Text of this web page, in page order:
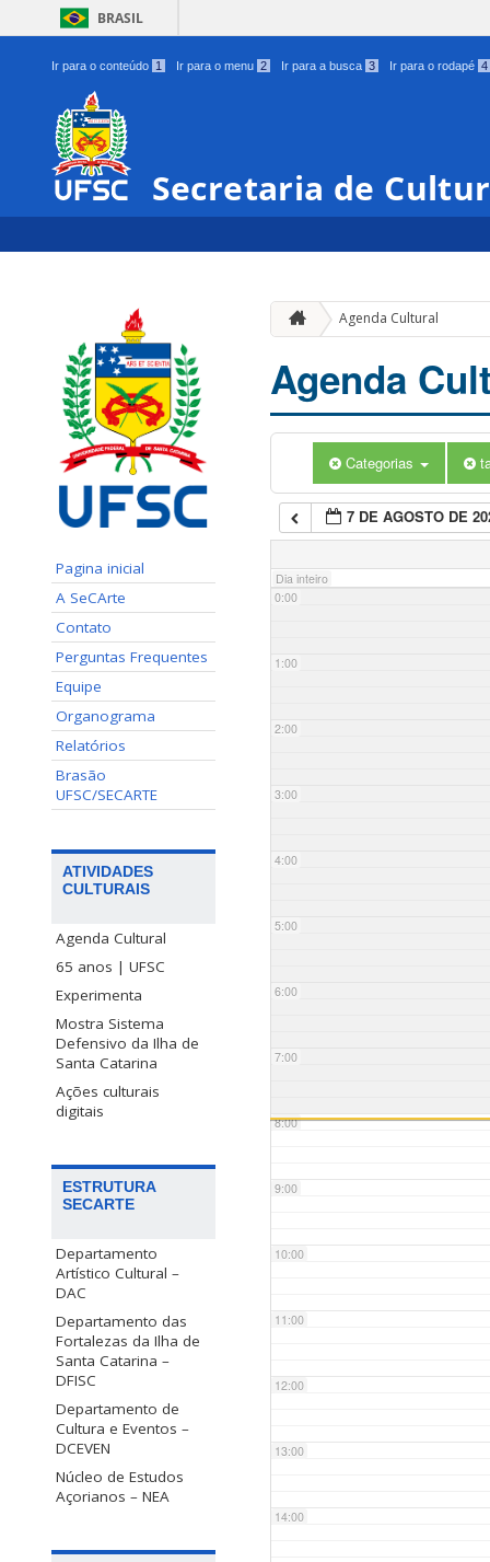
BRASIL
Ir para o conteúdo 1 Ir para o menu 2 Ir para a busca 3 Ir para o rodapé 4
Secretaria de
Pagina inicial
A SeCArte
Contato
Perguntas Frequentes
Equipe
Organograma
Relatórios
Brasão
UFSC/SECARTE
ATIVIDADES
CULTURAIS
Agenda Cultural
65 anos | UFSC
Experimenta
Mostra Sistema
Defensivo da Ilha de
Santa Catarina
Ações culturais
digitais
ESTRUTURA
SECARTE
Departamento
Artístico Cultural –
DAC
Departamento das
Fortalezas da Ilha de
Santa Catarina –
DFISC
Departamento de
Cultura e Eventos –
DCEVEN
Núcleo de Estudos
Açorianos – NEA
Agenda Cultural
Agenda
Categorias
7 DE AGOSTO DE
Dia inteiro
0:00
1:00
2:00
3:00
4:00
5:00
6:00
7:00
8:00
9:00
10:00
11:00
12:00
13:00
14:00